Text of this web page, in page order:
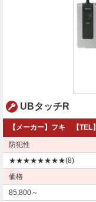
UBタッチR
【メーカー】フキ 【TEL
防犯性
★★★★★★★★(8)
価格
85,800～